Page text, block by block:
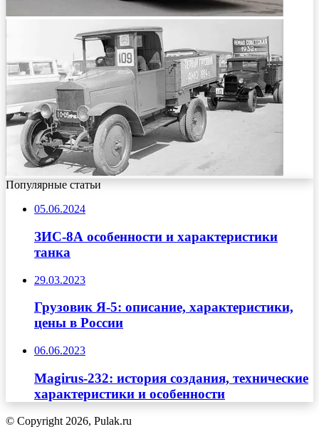
Популярные статьи
05.06.2024
ЗИС-8А особенности и характеристики
танка
29.03.2023
Грузовик Я-5: описание, характеристики,
цены в России
06.06.2023
Magirus-232: история создания, технические
характеристики и особенности
© Copyright 2026, Pulak.ru